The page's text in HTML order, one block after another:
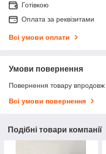
Готівкою
Оплата за реквізитами
Всі умови оплати
Умови повернення
Повернення товару впродовж
Всі умови повернення
Подібні товари компанії